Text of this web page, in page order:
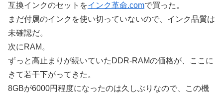
互換インクのセットをインク革命.comで買った。
まだ付属のインクを使い切っていないので、インク品質は
未確認だ。
次にRAM。
ずっと高止まりが続いていたDDR-RAMの価格が、ここに
きて若干下がってきた。
8GBが6000円程度になったのは久しぶりなので、この機